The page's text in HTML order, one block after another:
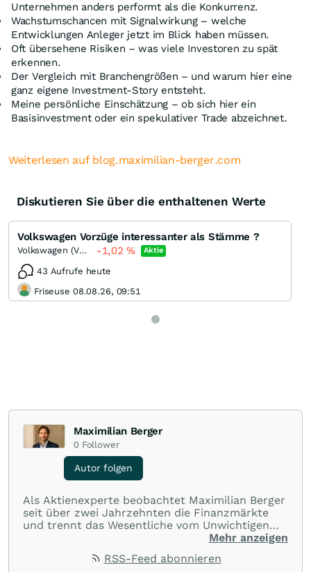
Unternehmen anders performt als die Konkurrenz.
Wachstumschancen mit Signalwirkung – welche
Entwicklungen Anleger jetzt im Blick haben müssen.
Oft übersehene Risiken – was viele Investoren zu spät
erkennen.
Der Vergleich mit Branchengrößen – und warum hier eine
ganz eigene Investment-Story entsteht.
Meine persönliche Einschätzung – ob sich hier ein
Basisinvestment oder ein spekulativer Trade abzeichnet.
Weiterlesen auf blog.maximilian-berger.com
Diskutieren Sie über die enthaltenen Werte
Volkswagen Vorzüge interessanter als Stämme ?
Volkswagen (VW) Vz -1,02% Aktie
43 Aufrufe heute
Friseuse 08.08.26, 09:51
Maximilian Berger
0 Follower
Autor folgen
Als Aktienexperte beobachtet Maximilian Berger
seit über zwei Jahrzehnten die Finanzmärkte
und trennt das Wesentliche vom Unwichtigen
und liefert wöchentlich klare, unabhängige
und Renditen liefern.
Mehr anzeigen
RSS-Feed abonnieren